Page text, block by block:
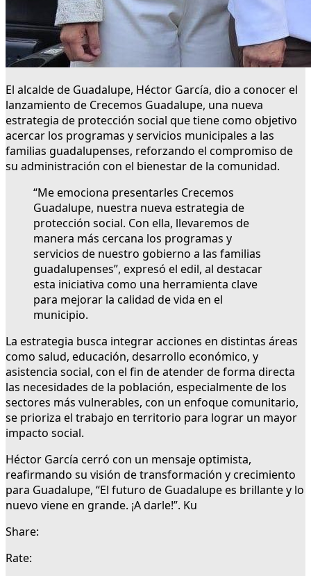
El alcalde de Guadalupe, Héctor García, dio a conocer el
lanzamiento de Crecemos Guadalupe, una nueva
estrategia de protección social que tiene como objetivo
acercar los programas y servicios municipales a las
familias guadalupenses, reforzando el compromiso de
su administración con el bienestar de la comunidad.
“Me emociona presentarles Crecemos
Guadalupe, nuestra nueva estrategia de
protección social. Con ella, llevaremos de
manera más cercana los programas y
servicios de nuestro gobierno a las familias
guadalupenses”, expresó el edil, al destacar
esta iniciativa como una herramienta clave
para mejorar la calidad de vida en el
municipio.
La estrategia busca integrar acciones en distintas áreas
como salud, educación, desarrollo económico, y
asistencia social, con el fin de atender de forma directa
las necesidades de la población, especialmente de los
sectores más vulnerables, con un enfoque comunitario,
se prioriza el trabajo en territorio para lograr un mayor
impacto social.
Héctor García cerró con un mensaje optimista,
reafirmando su visión de transformación y crecimiento
para Guadalupe, “El futuro de Guadalupe es brillante y lo
nuevo viene en grande. ¡A darle!”. Ku
Share:
Rate: